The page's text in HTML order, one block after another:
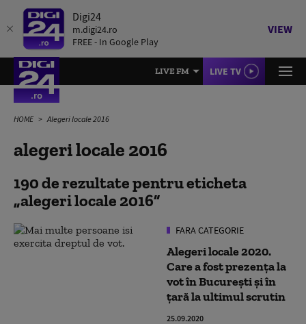
Digi24
m.digi24.ro
FREE - In Google Play
VIEW
LIVE FM LIVE TV
HOME Alegeri locale 2016
alegeri locale 2016
190 de rezultate pentru eticheta
alegeri locale 2016
FARA CATEGORIE
Alegeri locale 2020.
Care a fost prezența la
vot în București și în
țară la ultimul scrutin
25.09.2020